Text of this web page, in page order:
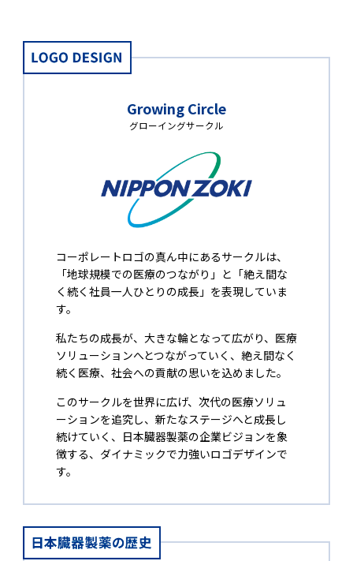
Growing Circle
グローイングサークル
コーポレートロゴの真ん中にあるサークルは、
「地球規模での医療のつながり」と「絶え間な
く続く社員一人ひとりの成長」を表現していま
す。
私たちの成長が、大きな輪となって広がり、医療
ソリューションへとつながっていく、絶え間なく
続く医療、社会への貢献​の思いを込めました。
このサークルを世界に広げ、次代の医療ソリュ
ーションを追究し、新たなステージへと成長し
続けていく、日本臓器製薬の企業ビジョンを象
徴する、ダイナミックで力強いロゴデザインで
す。